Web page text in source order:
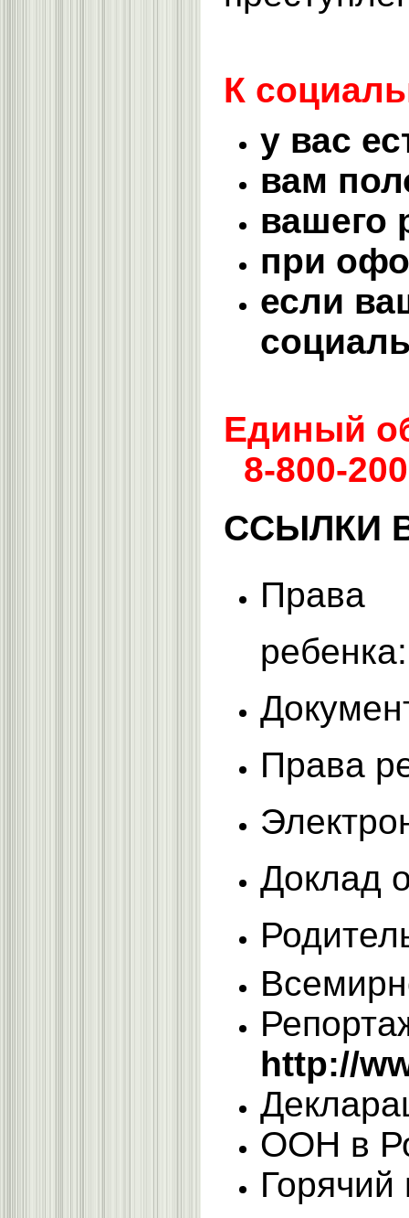
К
у вас
вам
вашего
при
если
Единый
8-800-
ССЫЛКИ
Права
Права
Доклад
http://
ООН в